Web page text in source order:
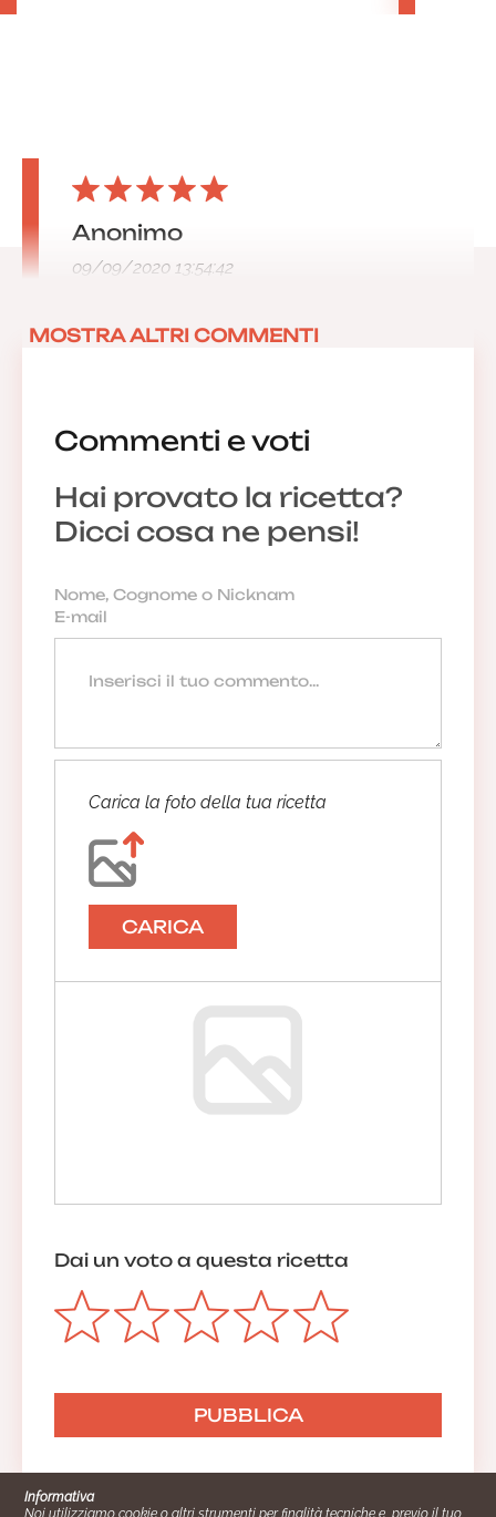
Commenti e voti
Hai provato la ricetta?
Dicci cosa ne pensi!
Carica la foto della tua ricetta
CARICA
Dai un voto a questa ricetta
Anonimo
09/09/2020 13:54:42
MOSTRA ALTRI COMMENTI
Informativa
Noi utilizziamo cookie o altri strumenti per finalità tecniche e, previo il tuo